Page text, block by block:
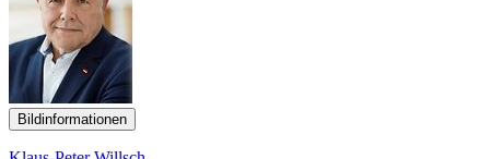
Bildinformationen